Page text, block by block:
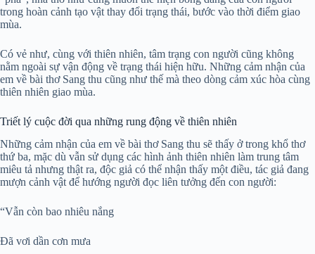
trong hoàn cảnh tạo vật thay đổi trạng thái, bước vào thời điểm giao
mùa.
Có vẻ như, cùng với thiên nhiên, tâm trạng con người cũng không
nằm ngoài sự vận động về trạng thái hiện hữu. Những cảm nhận của
em về bài thơ Sang thu cũng như thế mà theo dòng cảm xúc hòa cùng
thiên nhiên giao mùa.
Triết lý cuộc đời qua những rung động về thiên nhiên
Những cảm nhận của em về bài thơ Sang thu sẽ thấy ở trong khổ thơ
thứ ba, mặc dù vẫn sử dụng các hình ảnh thiên nhiên làm trung tâm
miêu tả nhưng thật ra, độc giả có thể nhận thấy một điều, tác giả đang
mượn cảnh vật để hướng người đọc liên tưởng đến con người:
“Vẫn còn bao nhiêu nắng
Đã vơi dần cơn mưa